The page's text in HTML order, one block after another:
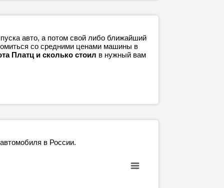
авто, а потом свой либо ближайший
со средними ценами машины в
Платц и сколько стоил в нужный вам
в России.